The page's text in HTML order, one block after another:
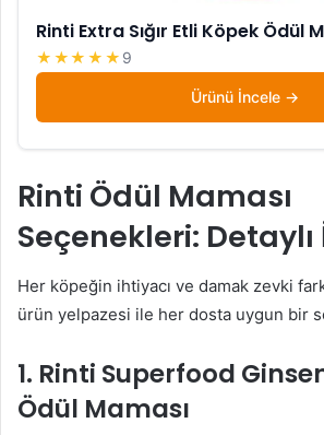
Rinti Extra Sığır Etli Köpek Ödül
★★★★★ 9
Ürünü İncele
Rinti Ödül Maması
Seçenekleri:
Her köpeğin ihtiyacı ve damak zevki
ürün yelpazesi ile her dosta uygun bir
1. Rinti Superfood
Ödül Maması